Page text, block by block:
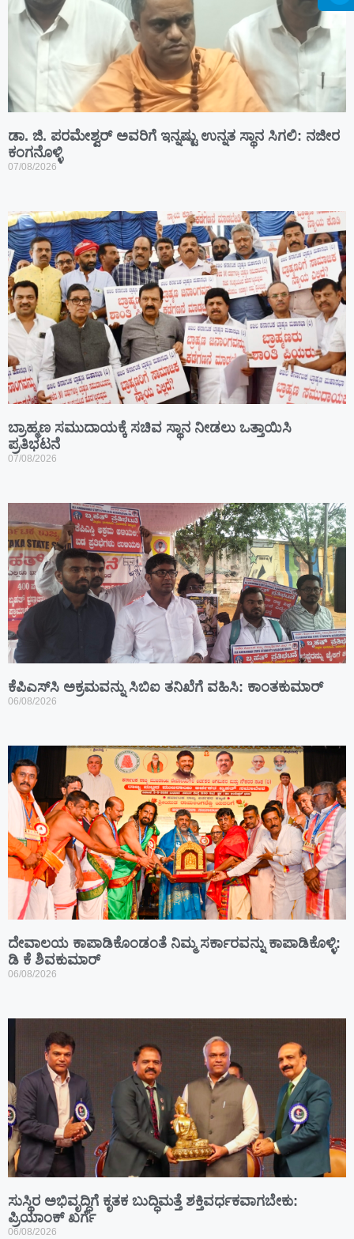
ಡಾ. ಜಿ. ಪರಮೇಶ್ವರ್ ಅವರಿಗೆ ಇನ್ನಷ್ಟು ಉನ್ನತ ಸ್ಥಾನ ಸಿಗಲಿ: ನಜೀರ
ಕಂಗನೊಳ್ಳಿ
07/08/2026
ಬ್ರಾಹ್ಮಣ ಸಮುದಾಯಕ್ಕೆ ಸಚಿವ ಸ್ಥಾನ ನೀಡಲು ಒತ್ತಾಯಿಸಿ
ಪ್ರತಿಭಟನೆ
07/08/2026
ಕೆಪಿಎಸ್‍ಸಿ ಅಕ್ರಮವನ್ನು ಸಿಬಿಐ ತನಿಖೆಗೆ ವಹಿಸಿ: ಕಾಂತಕುಮಾರ್
06/08/2026
ದೇವಾಲಯ ಕಾಪಾಡಿಕೊಂಡಂತೆ ನಿಮ್ಮ ಸರ್ಕಾರವನ್ನು ಕಾಪಾಡಿಕೊಳ್ಳಿ:
ಡಿ ಕೆ ಶಿವಕುಮಾರ್
06/08/2026
ಸುಸ್ಥಿರ ಅಭಿವೃದ್ಧಿಗೆ ಕೃತಕ ಬುದ್ಧಿಮತ್ತೆ ಶಕ್ತಿವರ್ಧಕವಾಗಬೇಕು:
ಪ್ರಿಯಾಂಕ್ ಖರ್ಗೆ
06/08/2026